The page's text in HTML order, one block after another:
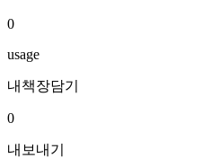
0
usage
내책장담기
0
내보내기